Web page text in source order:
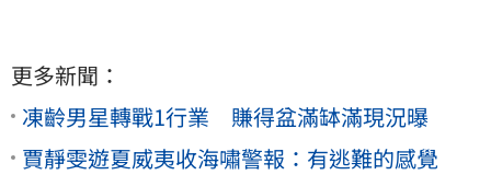
更多新聞：
凍齡男星轉戰1行業 賺得盆滿缽滿現況曝
賈靜雯遊夏威夷收海嘯警報：有逃難的感覺